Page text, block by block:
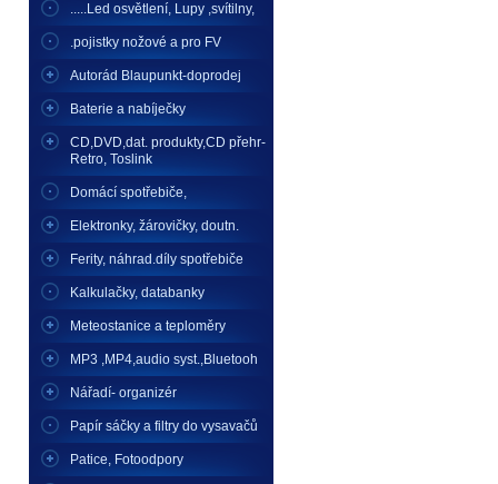
.....Led osvětlení, Lupy ,svítilny,
.pojistky nožové a pro FV
Autorád Blaupunkt-doprodej
Baterie a nabíječky
CD,DVD,dat. produkty,CD přehr-
Retro, Toslink
Domácí spotřebiče,
Elektronky, žárovičky, doutn.
Ferity, náhrad.díly spotřebiče
Kalkulačky, databanky
Meteostanice a teploměry
MP3 ,MP4,audio syst.,Bluetooh
Nářadí- organizér
Papír sáčky a filtry do vysavačů
Patice, Fotoodpory